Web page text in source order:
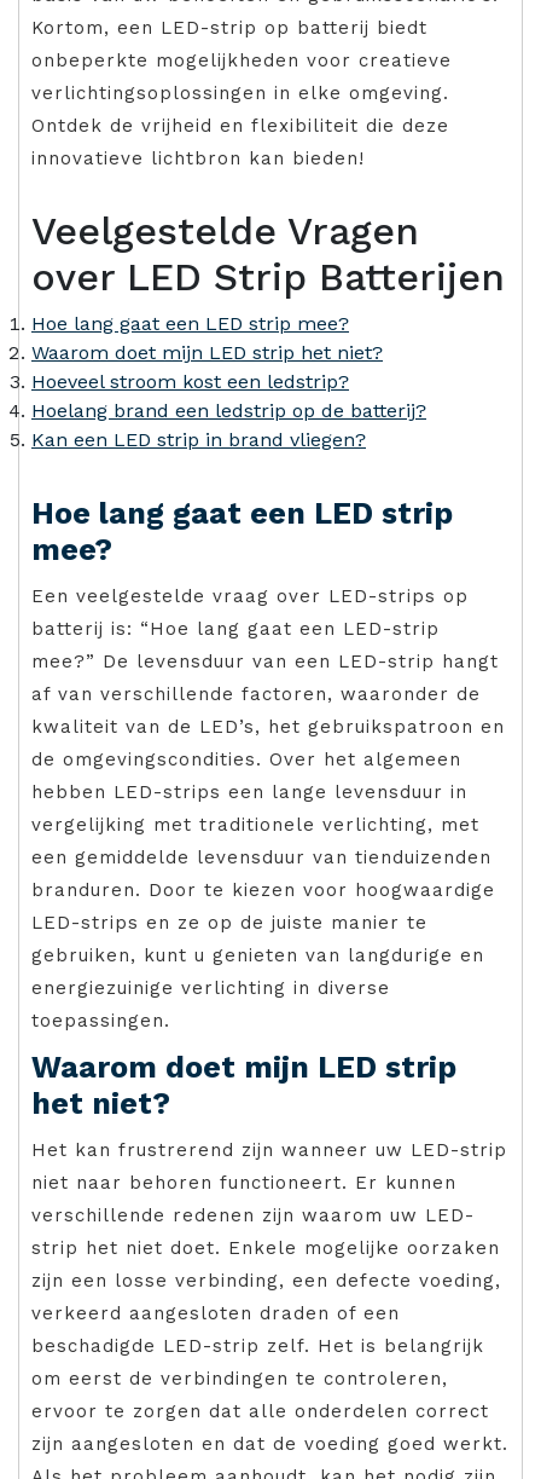
Kortom, een LED-strip op batterij biedt
onbeperkte mogelijkheden voor creatieve
verlichtingsoplossingen in elke omgeving.
Ontdek de vrijheid en flexibiliteit die deze
innovatieve lichtbron kan bieden!
Veelgestelde Vragen
over LED Strip Batterijen
Hoe lang gaat een LED strip mee?
Waarom doet mijn LED strip het niet?
Hoeveel stroom kost een ledstrip?
Hoelang brand een ledstrip op de batterij?
Kan een LED strip in brand vliegen?
Hoe lang gaat een LED strip
mee?
Een veelgestelde vraag over LED-strips op
batterij is: “Hoe lang gaat een LED-strip
mee?” De levensduur van een LED-strip hangt
af van verschillende factoren, waaronder de
kwaliteit van de LED’s, het gebruikspatroon en
de omgevingscondities. Over het algemeen
hebben LED-strips een lange levensduur in
vergelijking met traditionele verlichting, met
een gemiddelde levensduur van tienduizenden
branduren. Door te kiezen voor hoogwaardige
LED-strips en ze op de juiste manier te
gebruiken, kunt u genieten van langdurige en
energiezuinige verlichting in diverse
toepassingen.
Waarom doet mijn LED strip
het niet?
Het kan frustrerend zijn wanneer uw LED-strip
niet naar behoren functioneert. Er kunnen
verschillende redenen zijn waarom uw LED-
strip het niet doet. Enkele mogelijke oorzaken
zijn een losse verbinding, een defecte voeding,
verkeerd aangesloten draden of een
beschadigde LED-strip zelf. Het is belangrijk
om eerst de verbindingen te controleren,
ervoor te zorgen dat alle onderdelen correct
zijn aangesloten en dat de voeding goed werkt.